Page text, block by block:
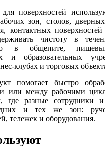
поверхностей
зон, столов,
контактных
чистоту в
в общепите,
и образовательных
клубах и торговых
помогает быстро
или между рабочими
где разные сотрудники и
и тех же зон:
тележек и оборудования.